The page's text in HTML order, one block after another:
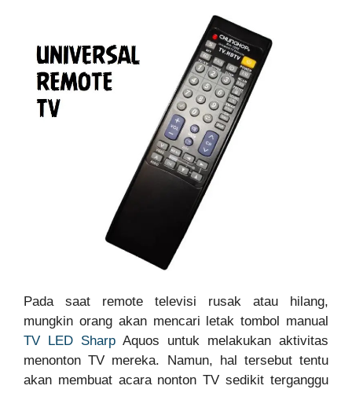
Pada saat remote televisi rusak atau hilang,
mungkin orang akan mencari letak tombol manual
TV LED Sharp Aquos untuk melakukan aktivitas
menonton TV mereka. Namun, hal tersebut tentu
akan membuat acara nonton TV sedikit terganggu